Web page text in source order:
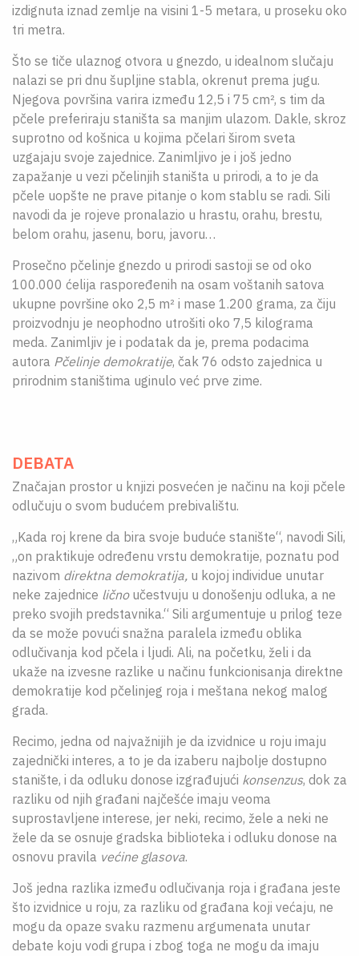
izdignuta iznad zemlje na visini 1-5 metara, u proseku oko
tri metra.
Što se tiče ulaznog otvora u gnezdo, u idealnom slučaju
nalazi se pri dnu šupljine stabla, okrenut prema jugu.
Njegova površina varira između 12,5 i 75 cm², s tim da
pčele preferiraju staništa sa manjim ulazom. Dakle, skroz
suprotno od košnica u kojima pčelari širom sveta
uzgajaju svoje zajednice. Zanimljivo je i još jedno
zapažanje u vezi pčelinjih staništa u prirodi, a to je da
pčele uopšte ne prave pitanje o kom stablu se radi. Sili
navodi da je rojeve pronalazio u hrastu, orahu, brestu,
belom orahu, jasenu, boru, javoru…
Prosečno pčelinje gnezdo u prirodi sastoji se od oko
100.000 ćelija raspoređenih na osam voštanih satova
ukupne površine oko 2,5 m² i mase 1.200 grama, za čiju
proizvodnju je neophodno utrošiti oko 7,5 kilograma
meda. Zanimljiv je i podatak da je, prema podacima
autora Pčelinje demokratije, čak 76 odsto zajednica u
prirodnim staništima uginulo već prve zime.
DEBATA
Značajan prostor u knjizi posvećen je načinu na koji pčele
odlučuju o svom budućem prebivalištu.
„Kada roj krene da bira svoje buduće stanište“, navodi Sili,
„on praktikuje određenu vrstu demokratije, poznatu pod
nazivom direktna demokratija, u kojoj individue unutar
neke zajednice ličnoučestvuju u donošenju odluka, a ne
preko svojih predstavnika.“ Sili argumentuje u prilog teze
da se može povući snažna paralela između oblika
odlučivanja kod pčela i ljudi. Ali, na početku, želi i da
ukaže na izvesne razlike u načinu funkcionisanja direktne
demokratije kod pčelinjeg roja i meštana nekog malog
grada.
Recimo, jedna od najvažnijih je da izvidnice u roju imaju
zajednički interes, a to je da izaberu najbolje dostupno
stanište, i da odluku donose izgrađujući konsenzus, dok za
razliku od njih građani najčešće imaju veoma
suprostavljene interese, jer neki, recimo, žele a neki ne
žele da se osnuje gradska biblioteka i odluku donose na
osnovu pravila većine glasova.
Još jedna razlika između odlučivanja roja i građana jeste
što izvidnice u roju, za razliku od građana koji većaju, ne
mogu da opaze svaku razmenu argumenata unutar
debate koju vodi grupa i zbog toga ne mogu da imaju